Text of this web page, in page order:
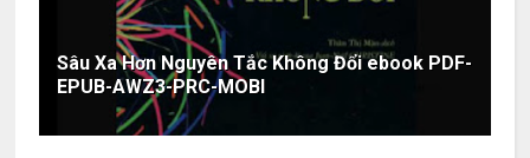
Sâu Xa Hơn Nguyên Tắc Không Đổi ebook PDF-
EPUB-AWZ3-PRC-MOBI